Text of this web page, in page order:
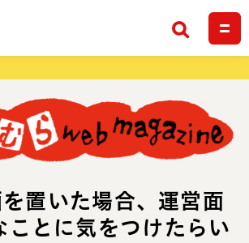
検索
置いた場合、運営面
ことに気をつけたらい